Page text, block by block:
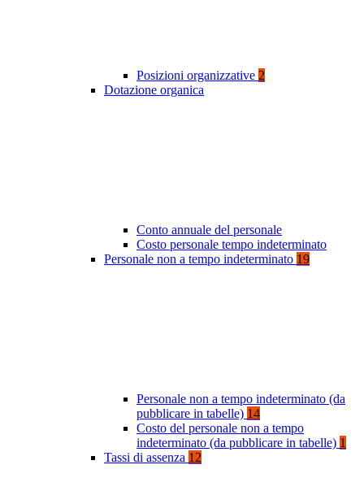
Posizioni organizzative 2
Dotazione organica
Conto annuale del personale
Costo personale tempo indeterminato
Personale non a tempo indeterminato 19
Personale non a tempo indeterminato (da
pubblicare in tabelle) 14
Costo del personale non a tempo
indeterminato (da pubblicare in tabelle) 1
Tassi di assenza 12